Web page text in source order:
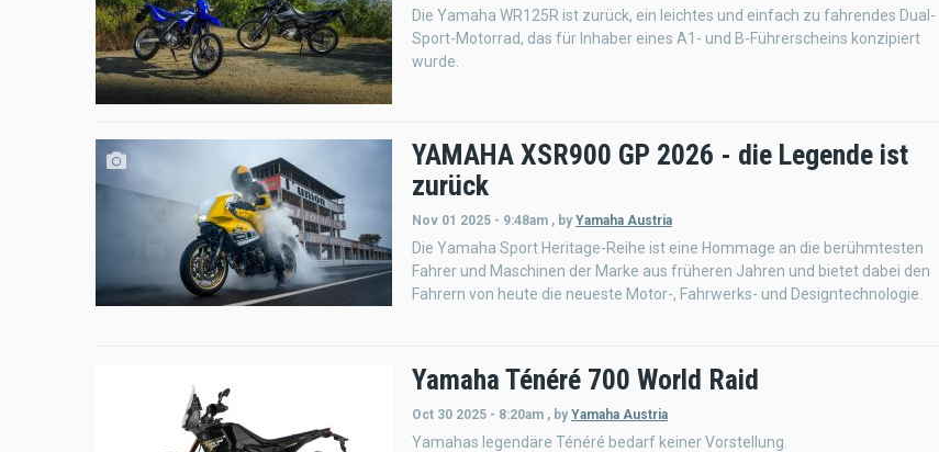
Die Yamaha WR125R ist zurück, ein leichtes und einfach zu fahrendes Dual-
Sport-Motorrad, das für Inhaber eines A1- und B-Führerscheins konzipiert
wurde.
YAMAHA XSR900 GP 2026 - die Legende ist
zurück
Nov 01 2025 - 9:48am , by Yamaha Austria
Die Yamaha Sport Heritage-Reihe ist eine Hommage an die berühmtesten
Fahrer und Maschinen der Marke aus früheren Jahren und bietet dabei den
Fahrern von heute die neueste Motor-, Fahrwerks- und Designtechnologie.
Yamaha Ténéré 700 World Raid
Oct 30 2025 - 8:20am , by Yamaha Austria
Yamahas legendäre Ténéré bedarf keiner Vorstellung.